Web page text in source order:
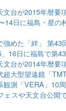
文台が2015年暦要
14日に福島・星の
強めた「絆」 第43
16日に福島で第
文台が2014年暦要
超大型望遠鏡「
観測「VERA」10
ェスや天文台公開